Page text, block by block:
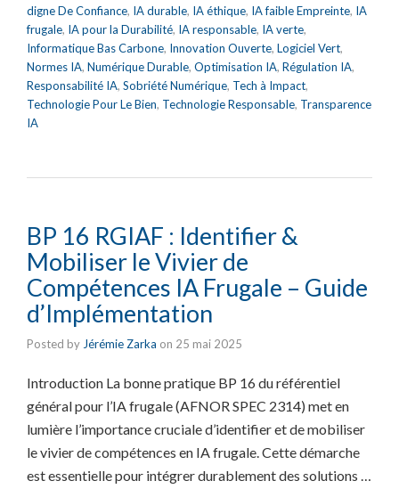
digne De Confiance, IA durable, IA éthique, IA faible Empreinte, IA
frugale, IA pour la Durabilité, IA responsable, IA verte,
Informatique Bas Carbone, Innovation Ouverte, Logiciel Vert,
Normes IA, Numérique Durable, Optimisation IA, Régulation IA,
Responsabilité IA, Sobriété Numérique, Tech à Impact,
Technologie Pour Le Bien, Technologie Responsable, Transparence
IA
BP 16 RGIAF : Identifier &
Mobiliser le Vivier de
Compétences IA Frugale – Guide
d’Implémentation
Posted by Jérémie Zarka on 25 mai 2025
Introduction La bonne pratique BP 16 du référentiel
général pour l’IA frugale (AFNOR SPEC 2314) met en
lumière l’importance cruciale d’identifier et de mobiliser
le vivier de compétences en IA frugale. Cette démarche
est essentielle pour intégrer durablement des solutions …